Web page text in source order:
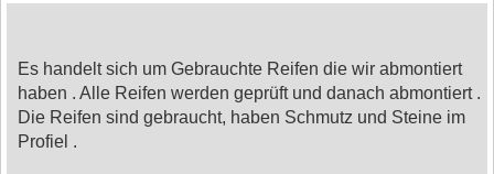
Es handelt sich um Gebrauchte Reifen die wir abmontiert
haben . Alle Reifen werden geprüft und danach abmontiert .
Die Reifen sind gebraucht, haben Schmutz und Steine im
Profiel .